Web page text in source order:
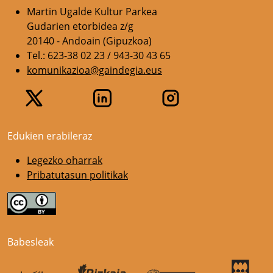
Martin Ugalde Kultur Parkea
Gudarien etorbidea z/g
20140 - Andoain (Gipuzkoa)
Tel.: 623-38 02 23 / 943-30 43 65
komunikazioa@gaindegia.eus
Edukien erabileraz
Legezko oharrak
Pribatutasun politikak
Babesleak